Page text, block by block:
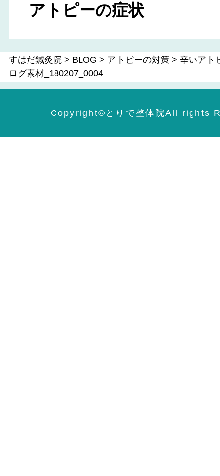
アトピーの症状
すはだ鍼灸院 > BLOG > アトピーの対策 >辛いアト
ログ素材_180207_0004
Copyright©️とりで整体院All rights